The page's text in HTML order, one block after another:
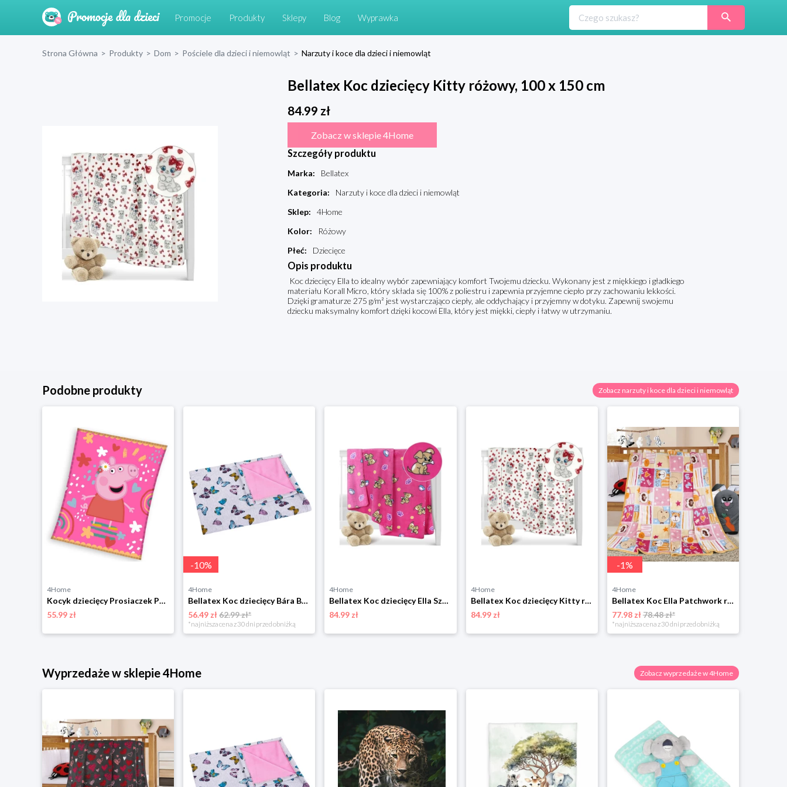
Promocje Produkty Sklepy Blog Wyprawka
Strona Główna > Produkty > Dom > Pościele dla dzieci i niemowląt > Narzuty i koce dla dzieci i niemowląt
Bellatex Koc dziecięcy Kitty różowy, 100 x 150 cm
84.99 zł
Zobacz w sklepie 4Home
Szczegóły produktu
Marka:
Bellatex
Kategoria:
Narzuty i koce dla dzieci i niemowląt
Sklep:
4Home
Kolor:
Różowy
Płeć: Dziecięce
Opis produktu
Koc dziecięcy Ella to idealny wybór zapewniający komfort Twojemu dziecku. Wykonany jest z miękkiego i gładkiego
materiału Korall Micro, który składa się 100% z poliestru i zapewnia przyjemne ciepło przy zachowaniu lekkości.
Dzięki gramaturze 275 g/m² jest wystarczająco ciepły, ale oddychający i przyjemny w dotyku. Zapewnij swojemu
dziecku maksymalny komfort dzięki kocowi Ella, który jest miękki, ciepły i łatwy w utrzymaniu.
Podobne produkty Zobacz narzuty i koce dla dzieci i niemowląt
4Home
Kocyk dziecięcy Prosiaczek Pepina Różowy Świat ,130 x 160 cm 4-Home
55.99 zł
-10%
4Home
Bellatex Koc dziecięcy Bára Butterfly różowy, 75 x 100 cm
56.49 zł62.99 zł*
*najniższa cena z 30 dni przed obniżką
4Home
Bellatex Koc dziecięcy Ella Szczeniak różowy, 100 x 150 cm
84.99 zł
4Home
Bellatex Koc dziecięcy Kitty różowy, 100 x 150 cm
84.99 zł
-1%
4Home
Bellatex Koc Ella Patchwork różowy, 100 x 155 cm
77.98 zł78.48 zł*
*najniższa cena z 30 dni przed obniżką
Wyprzedaże w sklepie 4Home Zobacz wyprzedaże w 4Home